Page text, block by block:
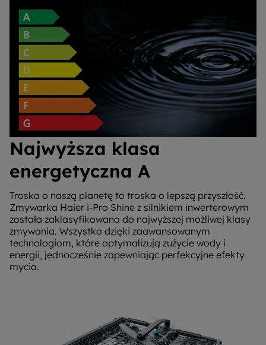
Najwyższa klasa
energetyczna A
Troska o naszą planetę to troska o lepszą przyszłość.
Zmywarka Haier i-Pro Shine z silnikiem inwerterowym
została zaklasyfikowana do najwyższej możliwej klasy
zmywania. Wszystko dzięki zaawansowanym
technologiom, które optymalizują zużycie wody i
energii, jednocześnie zapewniając perfekcyjne efekty
mycia.